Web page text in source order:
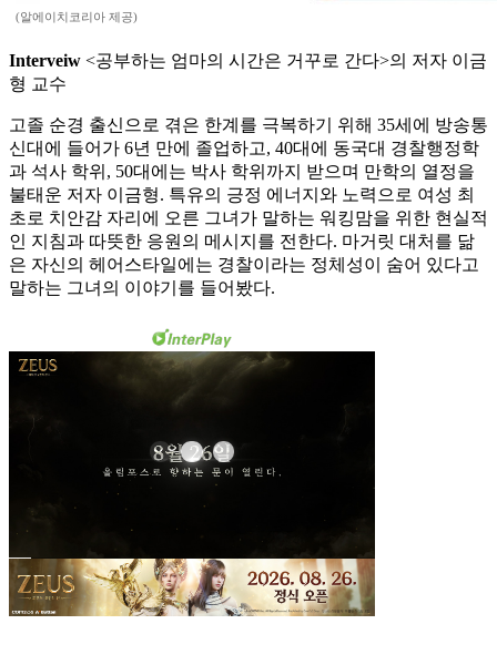
(알에이치코리아 제공)
Interveiw <공부하는 엄마의 시간은 거꾸로 간다>의 저자 이금
형 교수
고졸 순경 출신으로 겪은 한계를 극복하기 위해 35세에 방송통
신대에 들어가 6년 만에 졸업하고, 40대에 동국대 경찰행정학
과 석사 학위, 50대에는 박사 학위까지 받으며 만학의 열정을
불태운 저자 이금형. 특유의 긍정 에너지와 노력으로 여성 최
초로 치안감 자리에 오른 그녀가 말하는 워킹맘을 위한 현실적
인 지침과 따뜻한 응원의 메시지를 전한다. 마거릿 대처를 닮
은 자신의 헤어스타일에는 경찰이라는 정체성이 숨어 있다고
말하는 그녀의 이야기를 들어봤다.